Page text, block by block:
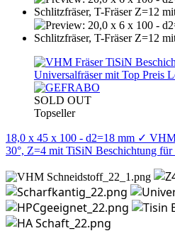
SOLD OUT
Topseller
18,0 x 45 x 100 - d2=18 mm ✓
30°, Z=4 mit TiSiN Beschichtung